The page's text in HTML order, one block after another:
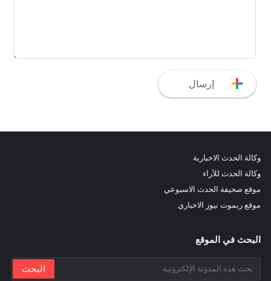
وكالة الحدث الاخبارية
وكالة الحدث للآراء
موقع صحيفة الحدث الاسبوعي
موقع ريموت نيوز الاخباري
البحث في الموقع